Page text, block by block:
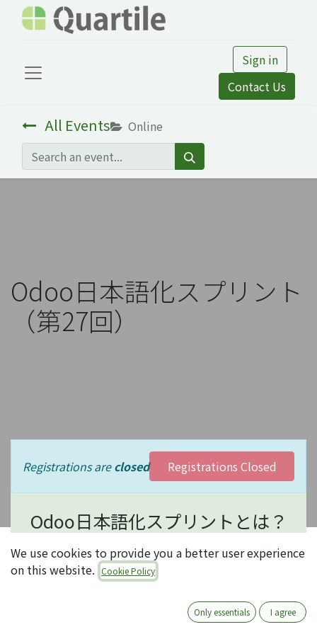
Sign in
Contact Us
All Events Online
Odoo日本語化スプリント
（第27回）
Registrations areclosed Registrations Closed
Odoo日本語化スプリントとは？
オープンソースERP Odooの日本語化は、現状コミュ
ニティ有志の活動に依存しています。コミュニティ活
は、日本のほとんどのOdooユーザがメリットを享受
できる、大変有意義な活動で、誰でも参加可能です。
We use cookies to provide you a better user experience
on this website. Cookie Policy
Only essentials I agree